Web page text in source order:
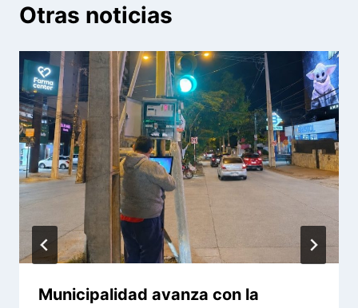
Otras noticias
Municipalidad avanza con la